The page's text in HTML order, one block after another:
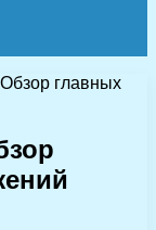
главных